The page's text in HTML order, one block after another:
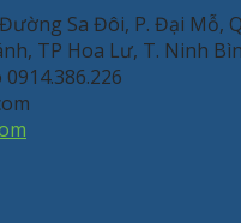
Sa Đôi, P. Đại Mỗ,
TP Hoa Lư, T. Ninh